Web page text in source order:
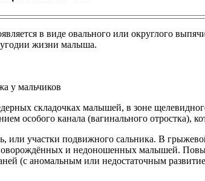
в виде овального или округлого
жизни малыша.
складочках малышей, в зоне
особого канала (вагинального отростка),
участки подвижного сальника. В
и недоношенных малышей.
(с аномальным или недостаточным